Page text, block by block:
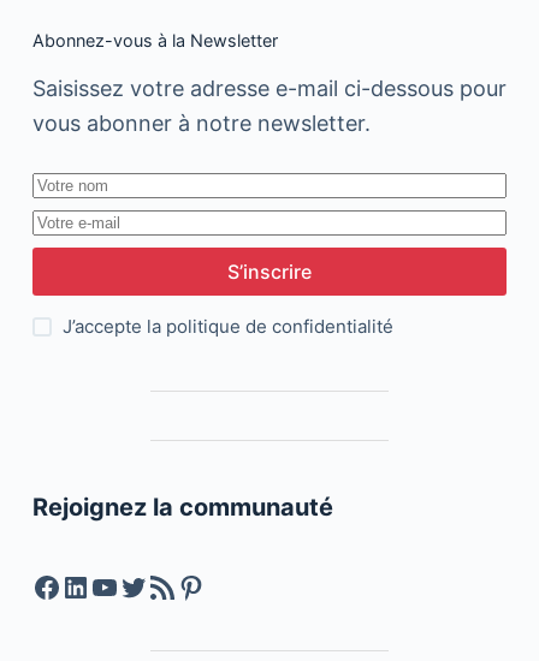
Abonnez-vous à la Newsletter
Saisissez votre adresse e-mail ci-dessous pour
vous abonner à notre newsletter.
S’inscrire
J’accepte la politique de confidentialité
Rejoignez la communauté
Facebook
LinkedIn
YouTube
Twitter
Feed RSSPinterest